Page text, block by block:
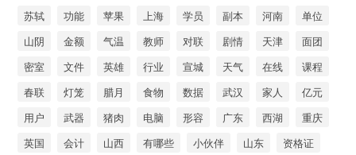
苏轼
功能 苹果 上海 学员 副本 河南
单位
山阴
金额 气温 教师 对联 剧情 天津
面团
密室
文件 英雄 行业 宣城 天气 在线
课程
春联
灯笼 腊月 食物 数据 武汉 家人
亿元
用户
武器 猪肉 电脑 形容 广东 西湖
重庆
英国
会计 山西 有哪些 小伙伴 山东
资格证